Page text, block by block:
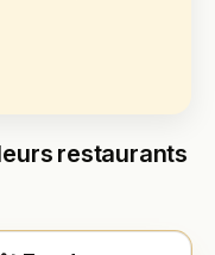
restaurants